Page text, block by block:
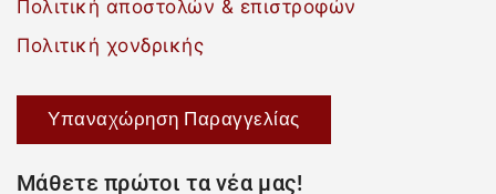
Πολιτική αποστολών & επιστροφών
Πολιτική χονδρικής
Υπαναχώρηση Παραγγελίας
Μάθετε πρώτοι τα νέα μας!